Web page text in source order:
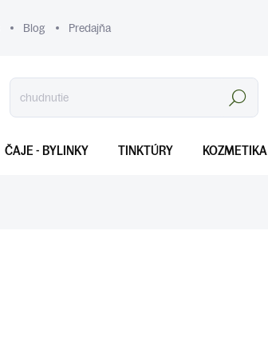
Blog Predajňa
Hľadať
ČAJE - BYLINKY TINKTÚRY KOZMETIKA